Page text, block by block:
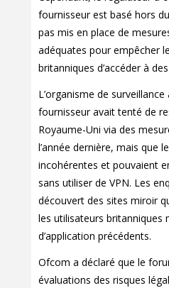
fournisseur est basé hors
pas mis en place de
adéquates pour empêcher
britanniques d’accéder à
L’organisme de
fournisseur avait tenté de
Royaume-Uni via des
l’année dernière, mais que
incohérentes et pouvaient
sans utiliser de VPN. Les
découvert des sites miroir
les utilisateurs britanniques
d’application précédents.
Ofcom a déclaré que le
évaluations des risques